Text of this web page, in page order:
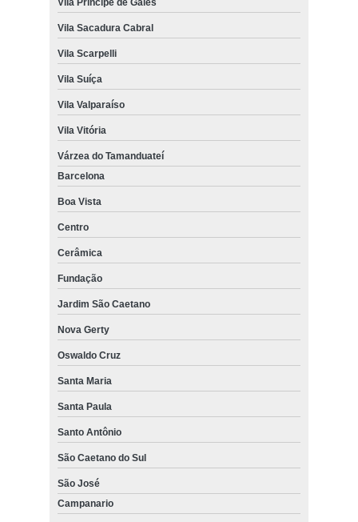
Vila Sacadura Cabral
Vila Scarpelli
Vila Suíça
Vila Valparaíso
Vila Vitória
Várzea do Tamanduateí
Barcelona
Boa Vista
Centro
Cerâmica
Fundação
Jardim São Caetano
Nova Gerty
Oswaldo Cruz
Santa Maria
Santa Paula
Santo Antônio
São Caetano do Sul
São José
Campanario